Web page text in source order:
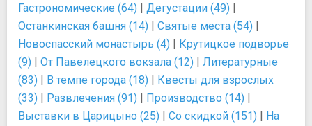
Гастрономические (64) | Дегустации (49) |
Останкинская башня (14) | Святые места (54) |
Новоспасский монастырь (4) | Крутицкое подворье
(9) | От Павелецкого вокзала (12) | Литературные
(83) | В темпе города (18) | Квесты для взрослых
(33) | Развлечения (91) | Производство (14) |
Выставки в Царицыно (25) | Со скидкой (151) | На